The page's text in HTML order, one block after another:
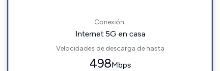
Conexión:
Internet 5G en casa
Velocidades de descarga de hasta
498Mbps